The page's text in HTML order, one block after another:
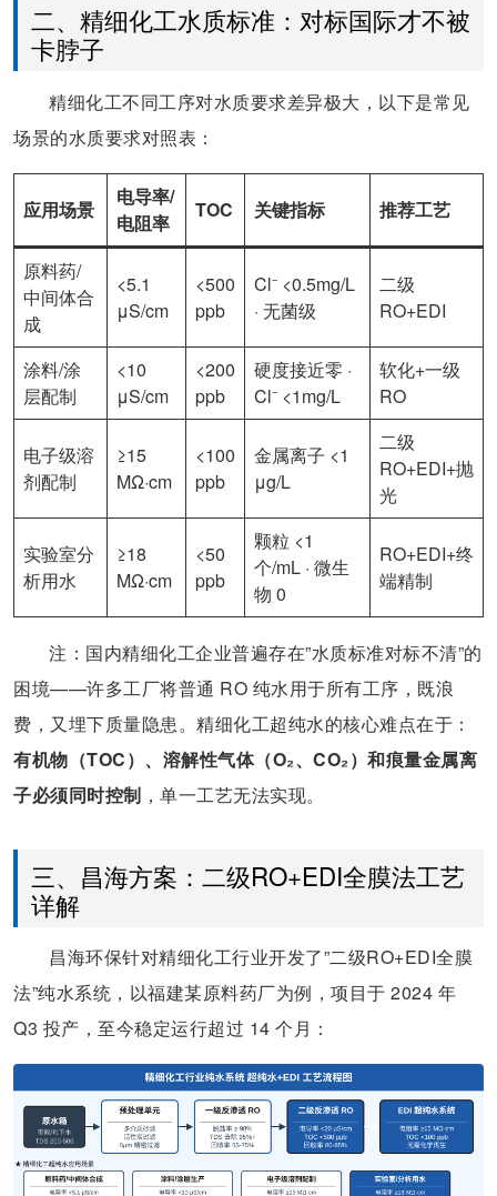
二、精细化工水质标准：对标国际才不被
卡脖子
精细化工不同工序对水质要求差异极大，以下是常见
场景的水质要求对照表：
应用场景
电导率/
电阻率
TOC 关键指标 推荐工艺
原料药/
中间体合
成
<5.1
μS/cm
<500
ppb
Cl⁻ <0.5mg/L
· 无菌级
二级
RO+EDI
涂料/涂
层配制
<10
μS/cm
<200
ppb
硬度接近零 ·
Cl⁻ <1mg/L
软化+一级
RO
电子级溶
剂配制
≥15
MΩ·cm
<100
ppb
金属离子 <1
μg/L
二级
RO+EDI+抛
光
实验室分
析用水
≥18
MΩ·cm
<50
ppb
颗粒 <1
个/mL · 微生
物 0
RO+EDI+终
端精制
注：国内精细化工企业普遍存在”水质标准对标不清”的
困境——许多工厂将普通 RO 纯水用于所有工序，既浪
费，又埋下质量隐患。精细化工超纯水的核心难点在于：
有机物（TOC）、溶解性气体（O₂、CO₂）和痕量金属离
子必须同时控制 ，单一工艺无法实现。
三、昌海方案：二级RO+EDI全膜法工艺
详解
昌海环保针对精细化工行业开发了”二级RO+EDI全膜
法”纯水系统，以福建某原料药厂为例，项目于 2024 年
Q3 投产，至今稳定运行超过 14 个月：